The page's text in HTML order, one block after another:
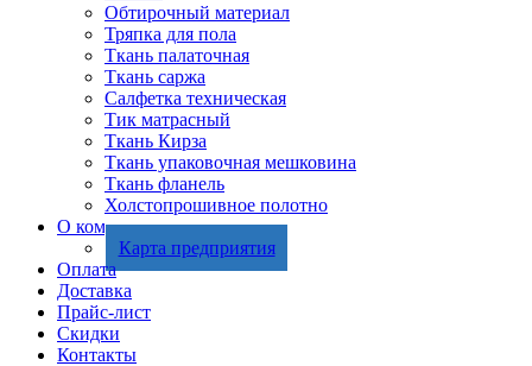
Обтирочный материал
Тряпка для пола
Ткань палаточная
Ткань саржа
Салфетка техническая
Тик матрасный
Ткань Кирза
Ткань упаковочная мешковина
Ткань фланель
Холстопрошивное полотно
О компании
Карта предприятия
Оплата
Доставка
Прайс-лист
Скидки
Контакты